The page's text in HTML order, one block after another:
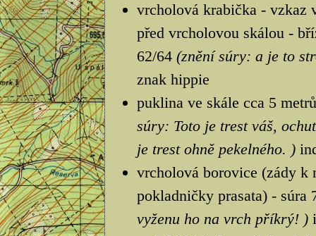
vrcholová krabička - vzkaz
před vrcholovou skálou -
62/64 (znění súry: a je to
znak hippie
puklina ve skále cca 5
súry: Toto je trest váš,
je trest ohně pekelného. )
vrcholová borovice (zády k
pokladničky prasata) - súra
vyženu ho na vrch příkrý! )